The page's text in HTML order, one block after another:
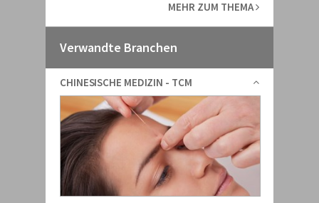
MEHR ZUM THEMA
Verwandte Branchen
CHINESISCHE MEDIZIN - TCM